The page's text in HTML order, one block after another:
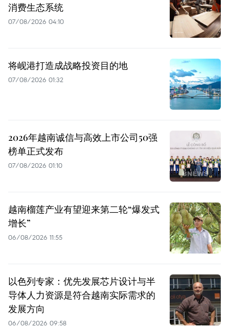
消费生态系统
07/08/2026 04:10
将岘港打造成战略投资目的地
07/08/2026 01:32
2026年越南诚信与高效上市公司50强
榜单正式发布
07/08/2026 01:10
越南榴莲产业有望迎来第二轮“爆发式
增长”
06/08/2026 11:55
以色列专家：优先发展芯片设计与半
导体人力资源是符合越南实际需求的
发展方向
06/08/2026 09:58